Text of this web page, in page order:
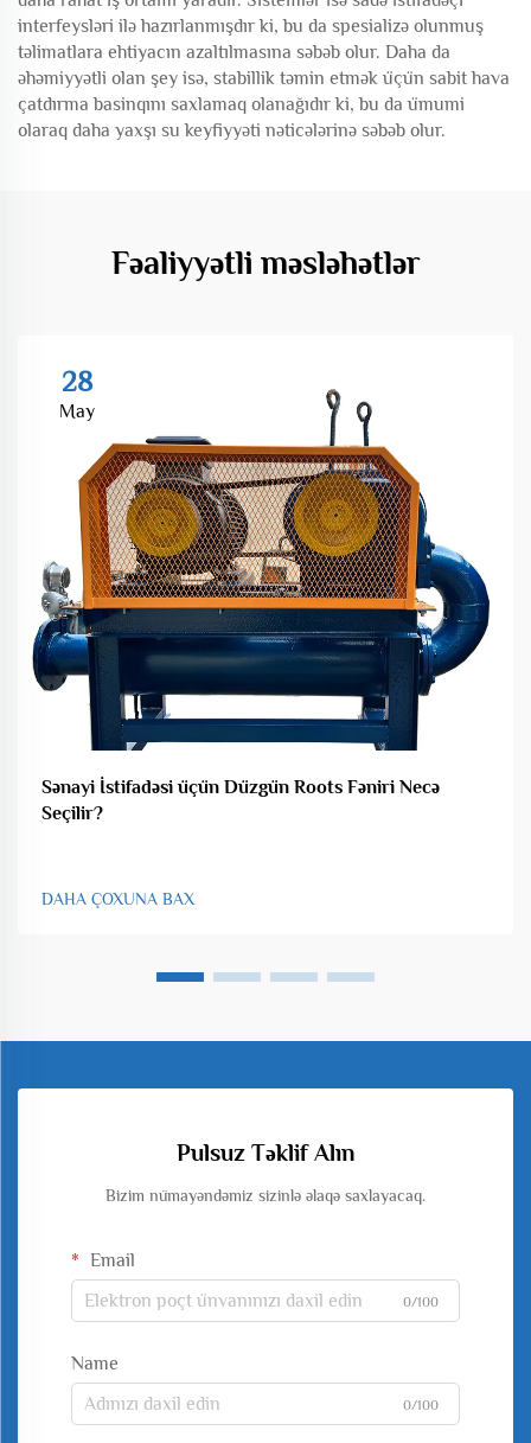
interfeysləri ilə hazırlanmışdır ki, bu da spesializə olunmuş
təlimatlara ehtiyacın azaltılmasına səbəb olur. Daha da
əhəmiyyətli olan şey isə, stabillik təmin etmək üçün sabit hava
çatdırma basinqını saxlamaq olanağıdır ki, bu da ümumi
olaraq daha yaxşı su keyfiyyəti nəticələrinə səbəb olur.
Fəaliyyətli məsləhətlər
28
May
Sənayi İstifadəsi üçün Düzgün Roots Fəniri Necə
Seçilir?
DAHA ÇOXUNA BAX
Pulsuz Təklif Alın
Bizim nümayəndəmiz sizinlə əlaqə saxlayacaq.
Email
0/100
Name
0/100